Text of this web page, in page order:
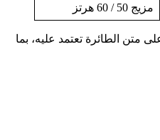
مزيج 50 / 60 هرتز
متن الطائرة تعتمد عليه، بما